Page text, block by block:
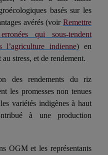
basés sur les
avérés (voir Remettre
qui sous-tendent
indienne) en
stress, et de rendement.
des rendements du riz
les promesses non tenues
variétés indigènes à haut
à une production
OGM et les représentants